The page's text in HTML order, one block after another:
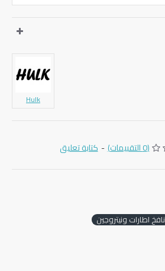
Hulk
(0 التقييمات) - كتابة تعليق
نافخ اطارات ونيتروجين